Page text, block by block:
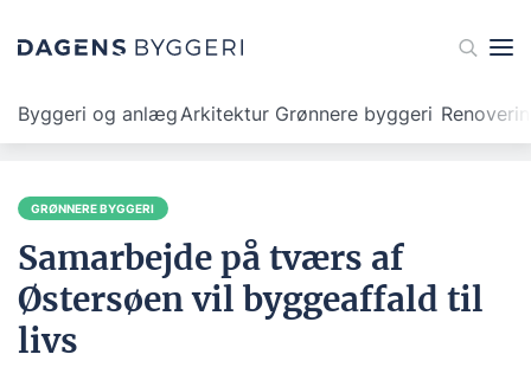
Byggeri og anlægArkitektur Grønnere byggeri
GRØNNERE BYGGERI
Samarbejde på tværs af
Østersøen vil byggeaffald til
livs